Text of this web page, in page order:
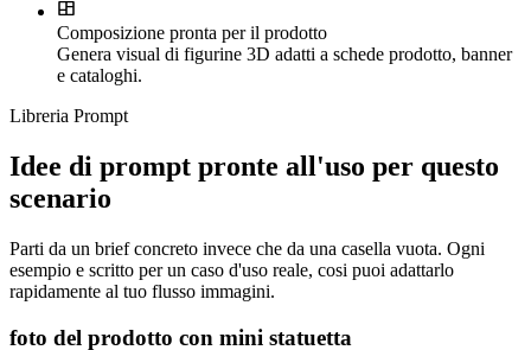
Composizione pronta per il prodotto
Genera visual di figurine 3D adatti a schede prodotto, banner
e cataloghi.
Libreria Prompt
Idee di prompt pronte all'uso per questo
scenario
Parti da un brief concreto invece che da una casella vuota. Ogni
esempio e scritto per un caso d'uso reale, cosi puoi adattarlo
rapidamente al tuo flusso immagini.
foto del prodotto con mini statuetta